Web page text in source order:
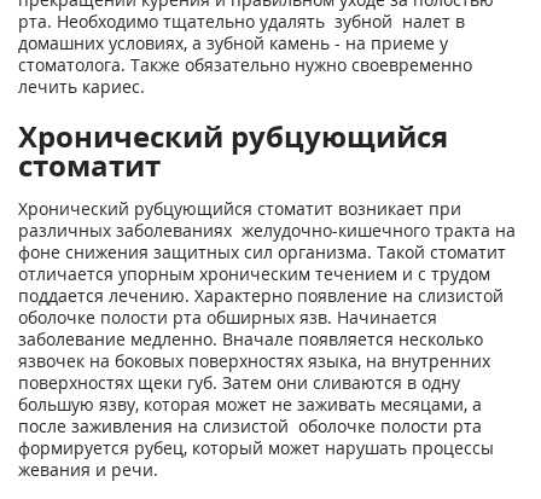
рта. Необходимо тщательно удалять зубной налет в
домашних условиях, а зубной камень - на приеме у
стоматолога. Также обязательно нужно своевременно
лечить кариес.
Хронический рубцующийся
стоматит
Хронический рубцующийся стоматит возникает при
различных заболеваниях желудочно-кишечного тракта на
фоне снижения защитных сил организма. Такой стоматит
отличается упорным хроническим течением и с трудом
поддается лечению. Характерно появление на слизистой
оболочке полости рта обширных язв. Начинается
заболевание медленно. Вначале появляется несколько
язвочек на боковых поверхностях языка, на внутренних
поверхностях щеки губ. Затем они сливаются в одну
большую язву, которая может не заживать месяцами, а
после заживления на слизистой оболочке полости рта
формируется рубец, который может нарушать процессы
жевания и речи.